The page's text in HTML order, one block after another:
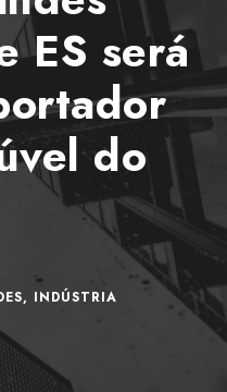
ES será
do
, INDÚSTRIA